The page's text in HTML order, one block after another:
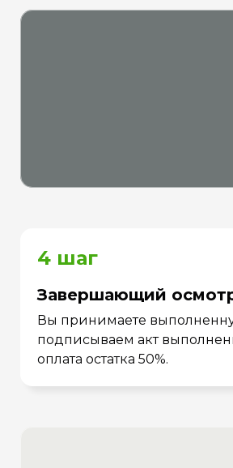
4 шаг
Завершающий
Вы принимаете
подписываем акт
оплата остатка 50%.